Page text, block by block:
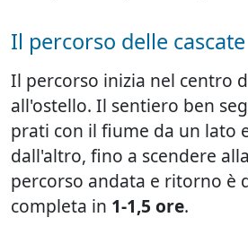
Il percorso delle cascate
Il percorso inizia nel centro
all'ostello. Il sentiero ben
prati con il fiume da un lato
dall'altro, fino a scendere
percorso andata e ritorno è
completa in 1-1,5 ore.